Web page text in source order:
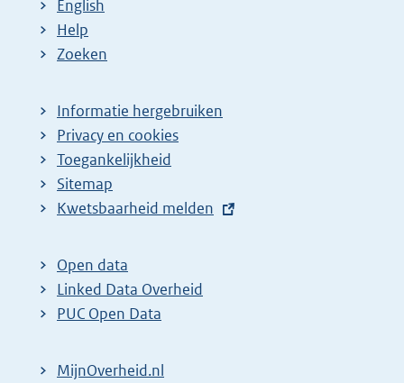
English
Help
Zoeken
Informatie hergebruiken
Privacy en cookies
Toegankelijkheid
Sitemap
E
t
e
r
l
Kwetsbaarheid melden
Open data
Linked Data Overheid
PUC Open Data
MijnOverheid.nl